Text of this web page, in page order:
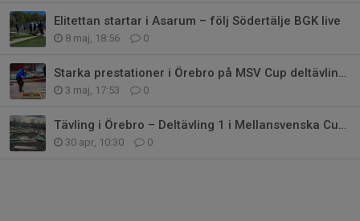
Elitettan startar i Asarum – följ Södertälje BGK live
8 maj, 18:56 0
Starka prestationer i Örebro på MSV Cup deltävling 1
3 maj, 17:53 0
Tävling i Örebro – Deltävling 1 i Mellansvenska Cupen
30 apr, 10:30 0